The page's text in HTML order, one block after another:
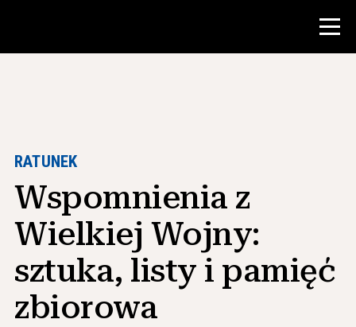
Zasoby dla nauczycieli
Narzędzia w klasie
Kursy
Instytuty
Nauczanie umiejętności badawczych
Doradzanie studentom NHD
RATUNEK
Wspomnienia z
Wielkiej Wojny:
sztuka, listy i pamięć
zbiorowa